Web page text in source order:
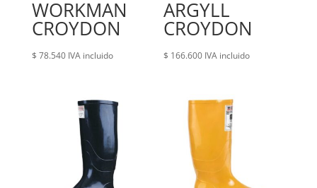
WORKMAN
CROYDON
$ 78.540 IVA incluido
ARGYLL
CROYDON
$ 166.600 IVA incluido